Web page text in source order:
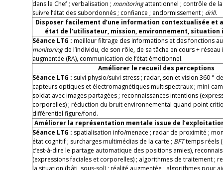
dans le Chef ; verbalisation ; monitoringattentionnel ; contrôle de
suivre l’état des subordonnés ; confiance ; endormissement ; drill.
Disposer facilement d’une information contextualisée et
état de l’utilisateur, mission, environnement,
Séance LTG : meilleur filtrage des informations et des fonctions
monitoringde l’individu, de son rôle, de sa tâche en cours +
augmentée (RA), communication de l’état émotionnel.
Améliorer le recueil des perceptions
Séance LTG : suivi physio/suivi stress ; radar, son et vision 360 °
capteurs optiques et électromagnétiques multispectraux ; mini-
soldat avec images partagées ; reconnaissances intentions
corporelles) ; réduction du bruit environnemental quand point
différentiel figure/fond.
Améliorer la représentation mentale issue de
Séance LTG : spatialisation info/menace ; radar de proximité ;
état cognitif ; surcharges multimédias de la carte ; BFTtemps réels (
c’est-à-dire le partage automatique des positions amies),
(expressions faciales et corporelles) ; algorithmes de traitement ;